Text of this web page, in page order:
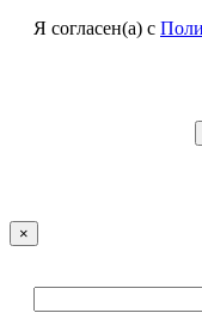
Я согласен(а) с
×